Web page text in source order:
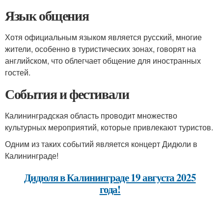
Язык общения
Хотя официальным языком является русский, многие
жители, особенно в туристических зонах, говорят на
английском, что облегчает общение для иностранных
гостей.
События и фестивали
Калининградская область проводит множество
культурных мероприятий, которые привлекают туристов.
Одним из таких событий является концерт Дидюли в
Калининграде!
Дидюля в Калининграде 19 августа 2025
года!